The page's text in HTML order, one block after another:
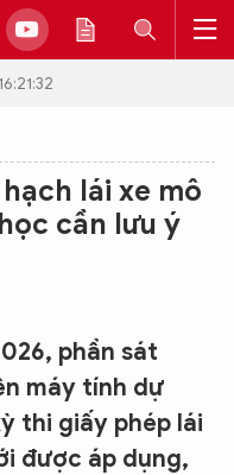
lái xe mô
cần lưu ý
phần sát
máy tính dự
thi giấy phép lái
được áp dụng,